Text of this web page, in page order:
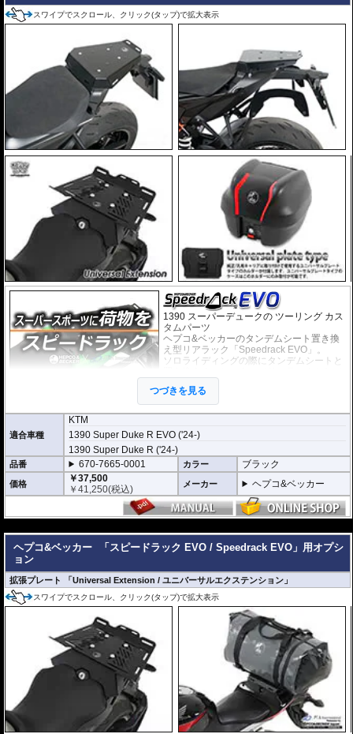
スワイプでスクロール、クリック(タップ)で拡大表示
1390 スーパーデュークの ツーリング カス
タムパーツ
ヘプコ&ベッカーのタンデムシート置き換
え型リアラック「Speedrack EVO」。
ソロライディングの際にタンデムシートと
スーパースポーツ、スポーツバイクに荷物
の積載を可能にします。
荷物を固定するベルトなどを留める為のフ
グまで、快適にご利用頂けます。
付け替えにかかる時間は３０秒もあれば充
分なほど、簡単に交換が可能です。
オプションで下記を装着可能。荷物の積載
が容易になります。
大きなバッグを安定して積載可能にするU
niversal Extension(拡張プレート)
ヘプコ&ベッカー トップケース ジャーニー Journey ユニバーサルプレート
タイプが搭載可能
Easy-Lock / イージーロック for Speedrack / スピードラック EVO
れば、ヘプコ&ベッカー タンク / リアバッグ 「Street」 / 「ROYSTER」が搭
載可能
※Speedrack EVOの標準推奨耐荷重は7.5kgです。但し、モデルによっては異
なる場合があります。この場合はマニュアルに記載がございますので、必ずご
確認下さい。
つづきを見る
適合車種
KTM
1390 Super Duke R EVO ('24-)
1390 Super Duke R ('24-)
品番 670-7665-0001 カラー ブラック
価格
￥37,500
￥41,250(税込) メーカー ヘプコ&ベッカー
ヘプコ&ベッカー
「スピードラック EVO / Speedrack EVO」用オプシ
ョン
拡張プレート 「Universal Extension / ユニバーサルエクステンション」
スワイプでスクロール、クリック(タップ)で拡大表示